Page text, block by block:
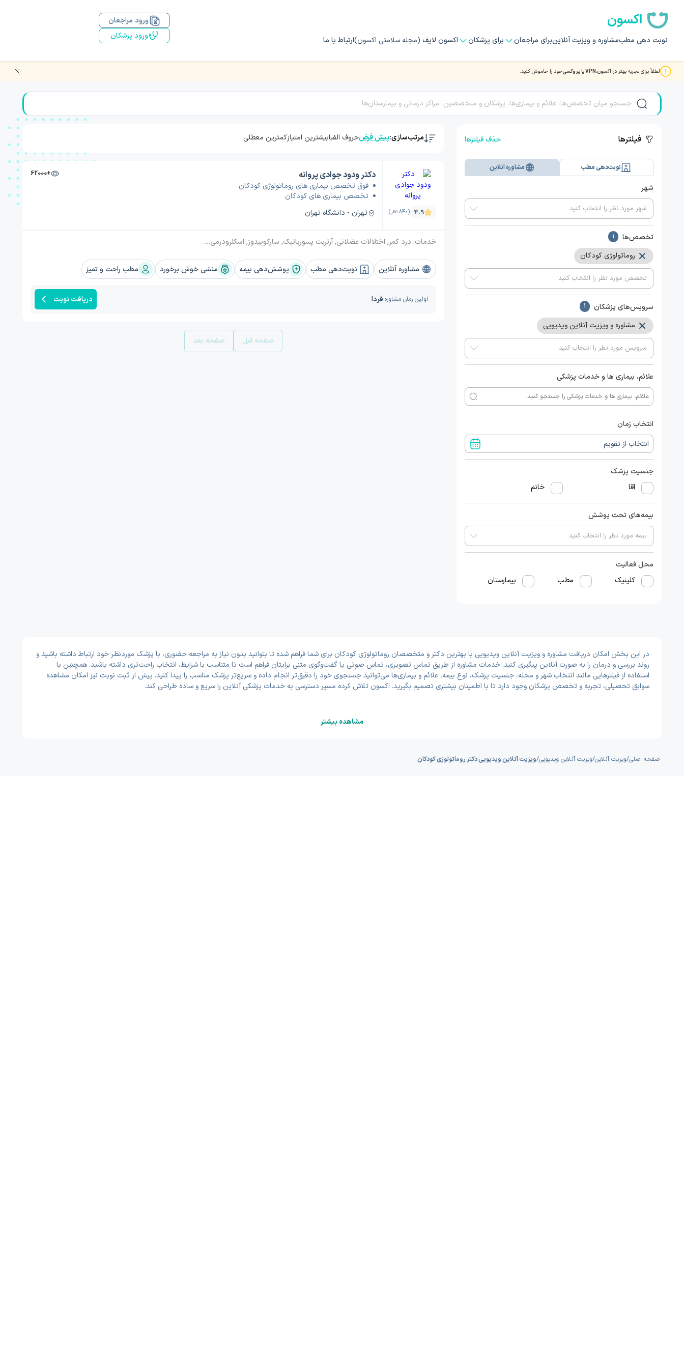
اکسون
نوبت دهی مطبمشاوره و ویزیت آنلاینبرای مراجعان برای پزشکان اکسون لایف (مجله سلامتی اکسون)ارتباط با ما
ورود مراجعان
ورود پزشکان
لطفاً برای تجربه بهتر در اکسون،VPN یا پروکسی خود را خاموش کنید.
مشاوره و ویزیت آنلاین ویدیویی با بهترین دکتر و متخصصان روماتولوژی کودکان
فیلترها حذف فیلترها
نوبت‌دهی مطب مشاوره آنلاین
شهر
تخصص‌ها 1
روماتولوژی کودکان
سرویس‌های پزشکان 1
مشاوره و ویزیت آنلاین ویدیویی
علائم، بیماری ها و خدمات پزشکی
انتخاب زمان
جنسیت پزشک
آقا
خانم
بیمه‌های تحت پوشش
محل فعالیت
کلینیک
مطب بیمارستان
مرتب‌سازی:پیش فرضحروف الفبابیشترین امتیازکمترین معطلی
4.9 (840 نظر)
+62000 دکتر ودود جوادی پروانه
فوق تخصص بیماری های روماتولوژی کودکان
تخصص بیماری های کودکان
تهران - دانشگاه تهران
خدمات: درد کمر, اختلالات عضلانی, آرتریت پسوریاتیک, سارکوییدوز, اسکلرودرمی, نقرس, نرمی استخوان (استیومالاسی), کف پای صاف, لوپوس, درماتومیوزیت, آفت دهان, بیماری بهجت, کاوازاکی, روماتیسم مفصلی جوانان
پوشش‌دهی بیمه منشی خوش برخورد مطب راحت و تمیز مشاوره آنلاین نوبت‌دهی مطب
اولین زمان مشاوره:فردا دریافت نوبت
صفحه قبل صفحه بعد
در این بخش امکان دریافت مشاوره و ویزیت آنلاین ویدیویی با بهترین دکتر و متخصصان روماتولوژی کودکان برای شما فراهم شده تا بتوانید بدون نیاز به مراجعه حضوری، با پزشک موردنظر خود ارتباط داشته باشید و
روند بررسی و درمان را به صورت آنلاین پیگیری کنید. خدمات مشاوره از طریق تماس تصویری، تماس صوتی یا گفت‌وگوی متنی برایتان فراهم است تا متناسب با شرایط، انتخاب راحت‌تری داشته باشید. همچنین با
استفاده از فیلترهایی مانند انتخاب شهر و محله، جنسیت پزشک، نوع بیمه، علائم و بیماری‌ها می‌توانید جستجوی خود را دقیق‌تر انجام داده و سریع‌تر پزشک مناسب را پیدا کنید. پیش از ثبت نوبت نیز امکان مشاهده
سوابق تحصیلی، تجربه و تخصص پزشکان وجود دارد تا با اطمینان بیشتری تصمیم بگیرید. اکسون تلاش کرده مسیر دسترسی به خدمات پزشکی آنلاین را سریع و ساده طراحی کند.
مشاهده بیشتر
صفحه اصلی/ویزیت آنلاین/ویزیت آنلاین ویدیویی/ویزیت آنلاین ویدیویی دکتر روماتولوژی کودکان